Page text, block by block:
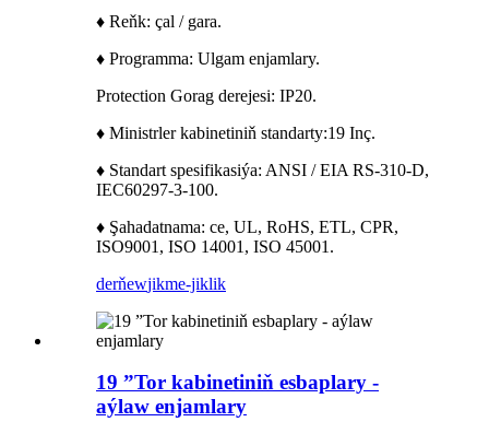
♦ Reňk: çal / gara.
♦ Programma: Ulgam enjamlary.
Protection Gorag derejesi: IP20.
♦ Ministrler kabinetiniň standarty:19 Inç.
♦ Standart spesifikasiýa: ANSI / EIA RS-310-D,
IEC60297-3-100.
♦ Şahadatnama: ce, UL, RoHS, ETL, CPR,
ISO9001, ISO 14001, ISO 45001.
derňewjikme-jiklik
19 ”Tor kabinetiniň esbaplary -
aýlaw enjamlary